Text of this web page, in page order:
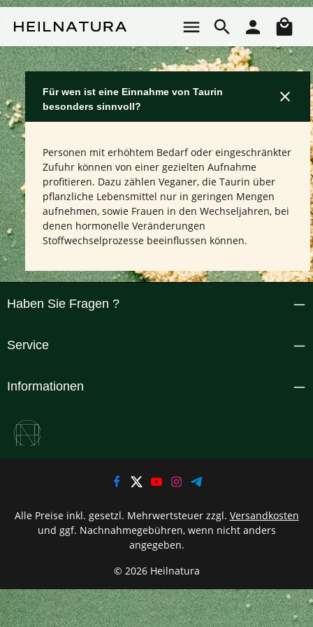
Für wen ist eine Einnahme von Taurin
besonders sinnvoll?
Personen mit erhöhtem Bedarf oder eingeschränkter
Zufuhr können von einer gezielten Aufnahme
profitieren. Dazu zählen Veganer, die Taurin über
pflanzliche Lebensmittel nur in geringen Mengen
aufnehmen, sowie Frauen in den Wechseljahren, bei
denen hormonelle Veränderungen
Stoffwechselprozesse beeinflussen können.
Haben Sie Fragen ?
Service
Informationen
© 2026 Heilnatura
Alle Preise inkl. gesetzl. Mehrwertsteuer zzgl. Versandkosten
und ggf. Nachnahmegebühren, wenn nicht anders
angegeben.